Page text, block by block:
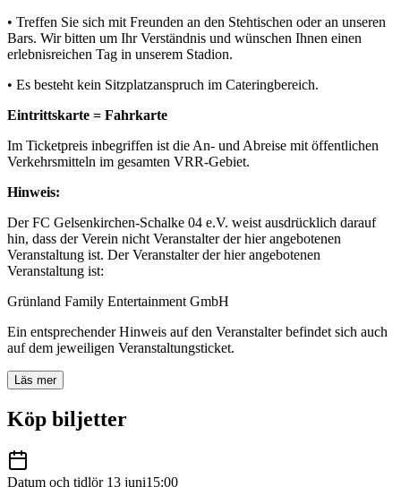
• Treffen Sie sich mit Freunden an den Stehtischen oder an unseren
Bars. Wir bitten um Ihr Verständnis und wünschen Ihnen einen
erlebnisreichen Tag in unserem Stadion.
• Es besteht kein Sitzplatzanspruch im Cateringbereich.
Eintrittskarte = Fahrkarte
Im Ticketpreis inbegriffen ist die An- und Abreise mit öffentlichen
Verkehrsmitteln im gesamten VRR-Gebiet.
Hinweis:
Der FC Gelsenkirchen-Schalke 04 e.V. weist ausdrücklich darauf
hin, dass der Verein nicht Veranstalter der hier angebotenen
Veranstaltung ist. Der Veranstalter der hier angebotenen
Veranstaltung ist:
Grünland Family Entertainment GmbH
Ein entsprechender Hinweis auf den Veranstalter befindet sich auch
auf dem jeweiligen Veranstaltungsticket.
Läs mer
Köp biljetter
Datum och tidlör 13 juni15:00